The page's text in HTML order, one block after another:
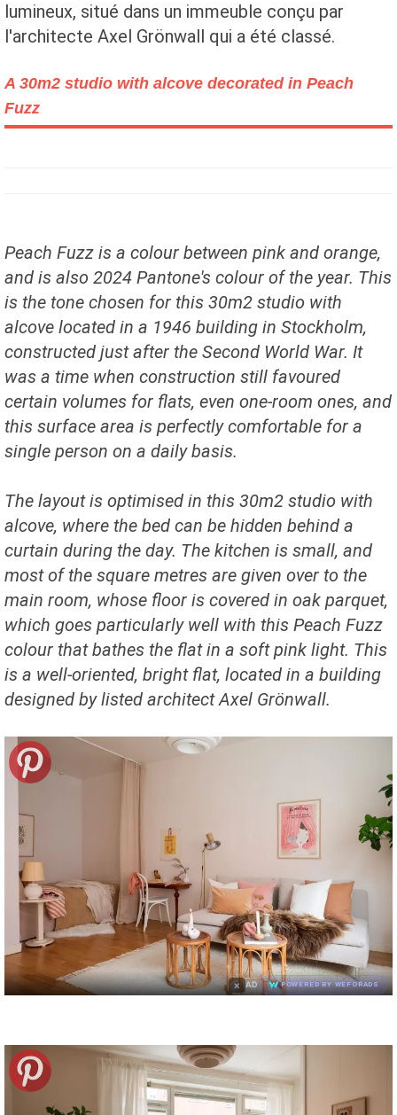
lumineux, situé dans un immeuble conçu par
l'architecte Axel Grönwall qui a été classé.
A 30m2 studio with alcove decorated in Peach
Fuzz
Peach Fuzz is a colour between pink and orange,
and is also 2024 Pantone's colour of the year. This
is the tone chosen for this 30m2 studio with
alcove located in a 1946 building in Stockholm,
constructed just after the Second World War. It
was a time when construction still favoured
certain volumes for flats, even one-room ones, and
this surface area is perfectly comfortable for a
single person on a daily basis.
The layout is optimised in this 30m2 studio with
alcove, where the bed can be hidden behind a
curtain during the day. The kitchen is small, and
most of the square metres are given over to the
main room, whose floor is covered in oak parquet,
which goes particularly well with this Peach Fuzz
colour that bathes the flat in a soft pink light. This
is a well-oriented, bright flat, located in a building
designed by listed architect Axel Grönwall.
× AD POWERED BY WEFORADS